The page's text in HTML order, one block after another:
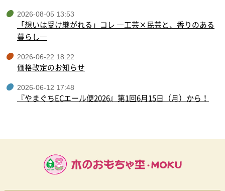
2026-08-05 13:53
「想いは受け継がれる」コレ ―工芸×民芸と、香りのある
暮らし―
2026-06-22 18:22
価格改定のお知らせ
2026-06-12 17:48
『やまぐちECエール便2026』第1回6月15日（月）から！